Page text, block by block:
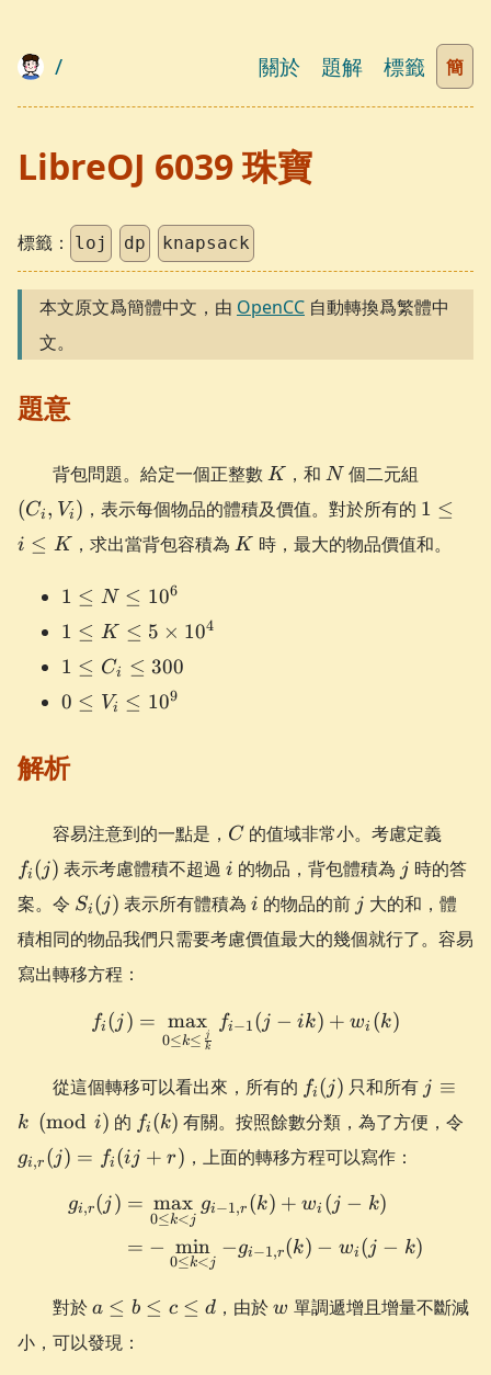
/ 關於 題解 標籤 簡
LibreOJ 6039 珠寶
標籤： loj dp knapsack
本文原文爲簡體中文，由 OpenCC 自動轉換爲繁體中
文。
題意
背包問題。給定一個正整數 K
K ，和N
N 個二元組
(Ci , Vi ) ，表示每個物品的體積及價值。對於所有的 1
i
1 ≤
i ≤ K ，求出當背包容積為K
K 時，最大的物品價值和。
1 \le
\le
10^6
1 ≤ N ≤ 106
1 \le
5
\times
1 ≤ K ≤ 5 × 104
1
C_i
300
1 ≤ Ci ≤ 300
0 \le
10^9
0 ≤ Vi ≤ 109
解析
容易注意到的一點是， C
C 的值域非常小。考慮定義
fi (j) 表示考慮體積不超過i
i 的物品，背包體積為 j
j 時的答
案。令 S_i(j)
Si (j) 表示所有體積為i
i 的物品的前 j
j 大的和，體
積相同的物品我們只需要考慮價值最大的幾個就行了。容易
寫出轉移方程：
f_i(j) = \max\limits_{0
fi (j) =
0≤k≤ k
j
max fi−1(j − ik) + wi (k)
從這個轉移可以看出來，所有的 f_i(j)
fi (j) 只和所有 j
k
j ≡
k (mod i) 的 f_i(k)
fi (k) 有關。按照餘數分類，為了方便，令
gi,r (j) = fi (ij + r) ，上面的轉移方程可以寫作：
\begin{aligned} g_{i,
gi,r(j ) =
0≤k<j
max gi−1,r (k) + wi (j − k)
= −
0≤k<j
min −gi−1,r(k) − wi (j − k)
對於 a
b
a ≤ b ≤ c ≤ d ，由於w
w 單調遞增且增量不斷減
小，可以發現：